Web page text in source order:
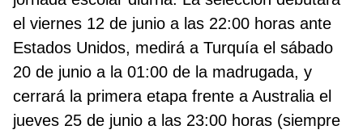
el viernes 12 de junio a las 22:00 horas ante
Estados Unidos, medirá a Turquía el sábado
20 de junio a la 01:00 de la madrugada, y
cerrará la primera etapa frente a Australia el
jueves 25 de junio a las 23:00 horas (siempre